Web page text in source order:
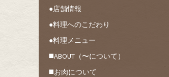
●店舗情報
●料理へのこだわり
●料理メニュー
◼️ABOUT（〜について）
◼️お肉について